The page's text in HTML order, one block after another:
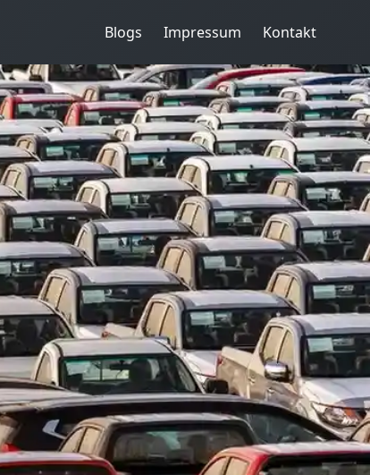
Blogs Impressum Kontakt